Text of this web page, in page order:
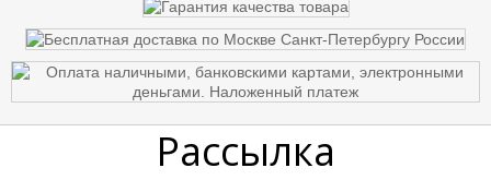
Рассылка